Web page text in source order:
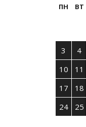
ПН ВТ
3
4
10
11
17
18
24
25